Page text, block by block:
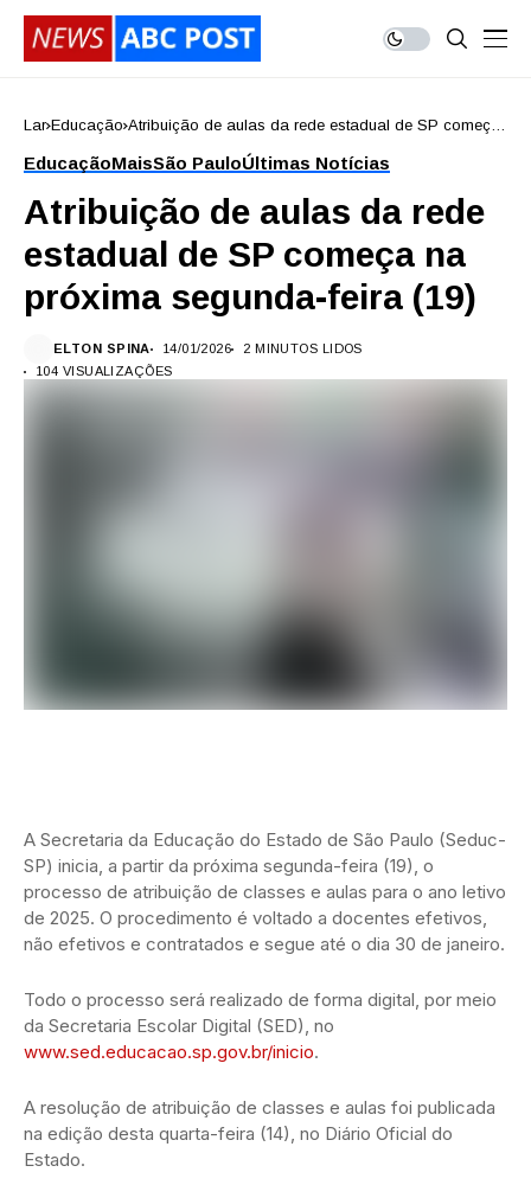
Lar Educação Atribuição de aulas da rede estadual de SP começa
EducaçãoMaisSão PauloÚltimas Notícias
Atribuição de aulas da rede
estadual de SP começa na
próxima segunda-feira (19)
ELTON SPINA 14/01/2026
2 MINUTOS LIDOS
104 VISUALIZAÇÕES
A Secretaria da Educação do Estado de São Paulo (Seduc-
SP) inicia, a partir da próxima segunda-feira (19), o
processo de atribuição de classes e aulas para o ano letivo
de 2025. O procedimento é voltado a docentes efetivos,
não efetivos e contratados e segue até o dia 30 de janeiro.
Todo o processo será realizado de forma digital, por meio
da Secretaria Escolar Digital (SED), no
www.sed.educacao.sp.gov.br/inicio.
A resolução de atribuição de classes e aulas foi publicada
na edição desta quarta-feira (14), no Diário Oficial do
Estado.